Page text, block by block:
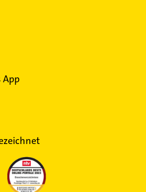
App